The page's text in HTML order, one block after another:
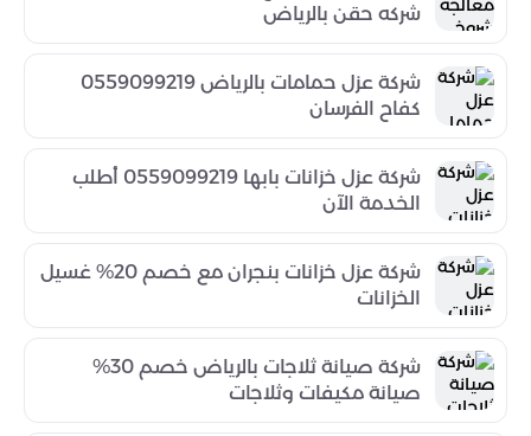
شركه حقن بالرياض
شركة عزل حمامات بالرياض 0559099219
كفاح الفرسان
شركة عزل خزانات بابها 0559099219 أطلب
الخدمة الآن
شركة عزل خزانات بنجران مع خصم 20% غسيل
الخزانات
شركة صيانة ثلاجات بالرياض خصم 30%
صيانة مكيفات وثلاجات